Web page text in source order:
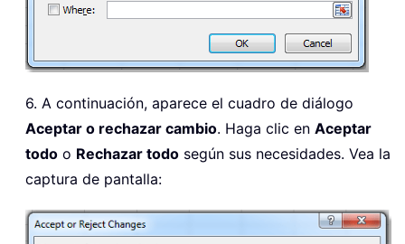
6. A continuación, aparece el cuadro de diálogo
Aceptar o rechazar cambio. Haga clic en Aceptar
todo o Rechazar todo según sus necesidades. Vea la
captura de pantalla: